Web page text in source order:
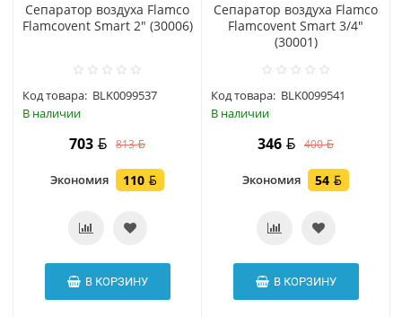
Сепаратор воздуха Flamco
Flamcovent Smart 2" (30006)
Код товара: BLK0099537
В наличии
703 813
Экономия 110
В КОРЗИНУ
Сепаратор воздуха Flamco
Flamcovent Smart 3/4"
(30001)
Код товара: BLK0099541
В наличии
346 400
Экономия 54
В КОРЗИНУ